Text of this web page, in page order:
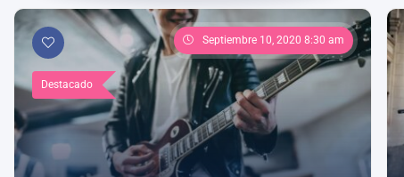
Destacado
Septiembre 10, 2020 8:30 am